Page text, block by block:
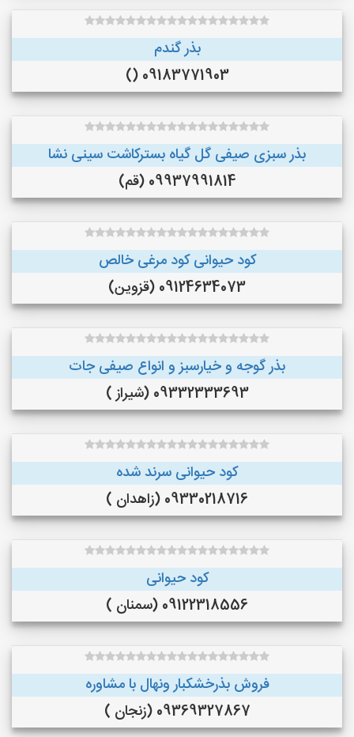
بذر گندم
09183771903 ()
بذر سبزی صیفی گل گیاه بسترکاشت سینی نشا
09937991814 (قم)
کود حیوانی کود مرغی خالص
09124634073 (قزوین)
بذر گوجه و خیارسبز و انواع صیفی جات
09332333693 (شیراز )
کود حیوانی سرند شده
09330218716 (زاهدان )
کود حیوانی
09122318556 (سمنان )
فروش بذرخشکبار ونهال با مشاوره
09369327867 (زنجان )